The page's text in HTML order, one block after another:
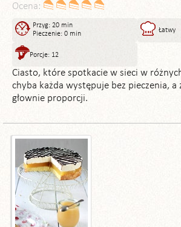
Ocena:
Przyg: 20 min
Pieczenie: 0 min
Łatwy
Porcje: 12
Ciasto, które spotkacie w sieci w
chyba każda występuje bez pieczenia, a
głownie proporcji.